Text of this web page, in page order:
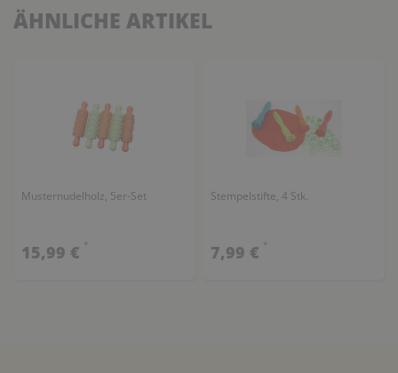
ÄHNLICHE ARTIKEL
Musternudelholz, 5er-Set
15,99 € *
Stempelstifte, 4 Stk.
7,99 € *